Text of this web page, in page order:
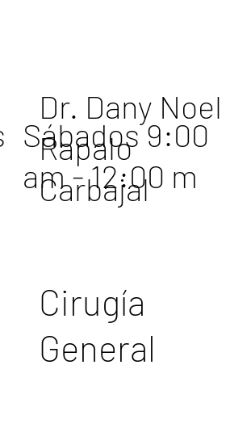
Sábados 9:00
am - 12:00 m
Dr. Dany Noel
Rapalo
Carbajal
Cirugía
General